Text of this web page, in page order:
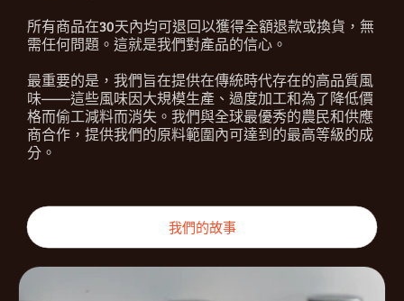
所有商品在30天內均可退回以獲得全額退款或換貨，無
需任何問題。這就是我們對產品的信心。
最重要的是，我們旨在提供在傳統時代存在的高品質風
味——這些風味因大規模生產、過度加工和為了降低價
格而偷工減料而消失。我們與全球最優秀的農民和供應
商合作，提供我們的原料範圍內可達到的最高等級的成
分。
我們的故事